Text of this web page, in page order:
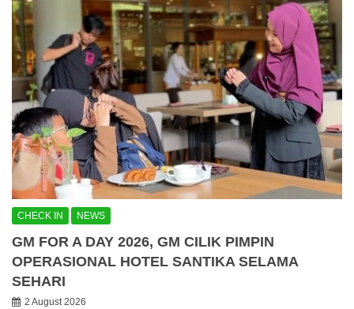
CHECK IN NEWS
GM FOR A DAY 2026, GM CILIK PIMPIN
OPERASIONAL HOTEL SANTIKA SELAMA
SEHARI
2 August 2026